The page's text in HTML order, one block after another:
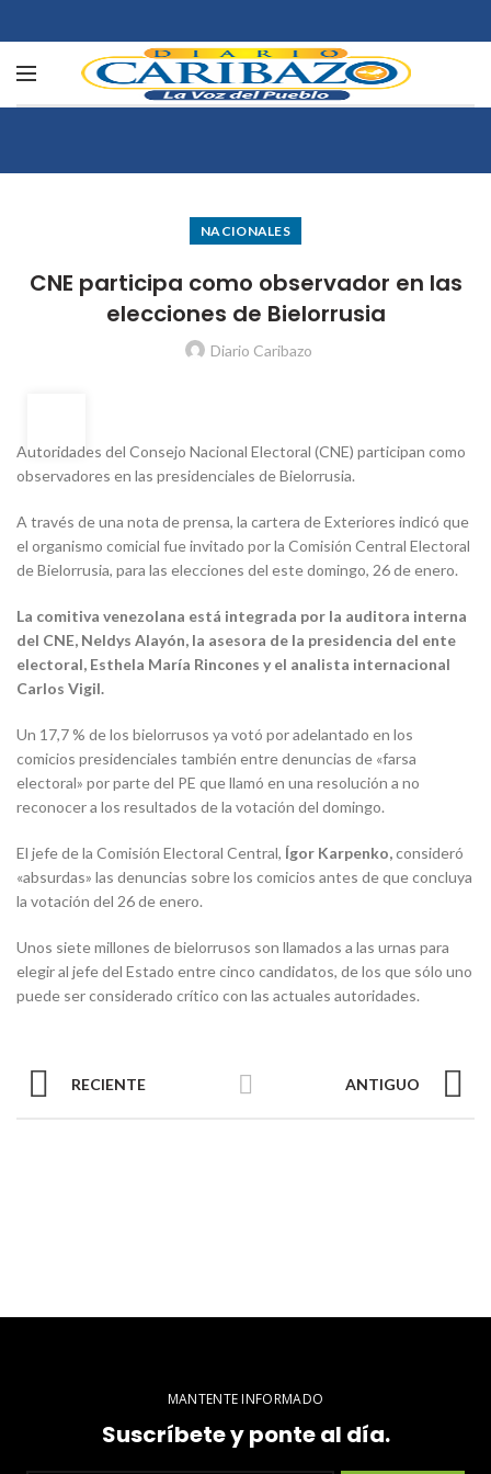
NACIONALES
CNE participa como observador en las
elecciones de Bielorrusia
Diario Caribazo
Autoridades del Consejo Nacional Electoral (CNE) participan como
observadores en las presidenciales de Bielorrusia.
A través de una nota de prensa, la cartera de Exteriores indicó que
el organismo comicial fue invitado por la Comisión Central Electoral
de Bielorrusia, para las elecciones del este domingo, 26 de enero.
La comitiva venezolana está integrada por la auditora interna
del CNE, Neldys Alayón, la asesora de la presidencia del ente
electoral, Esthela María Rincones y el analista internacional
Carlos Vigil.
Un 17,7 % de los bielorrusos ya votó por adelantado en los
comicios presidenciales también entre denuncias de «farsa
electoral» por parte del PE que llamó en una resolución a no
reconocer a los resultados de la votación del domingo.
El jefe de la Comisión Electoral Central, Ígor Karpenko,consideró
«absurdas» las denuncias sobre los comicios antes de que concluya
la votación del 26 de enero.
Unos siete millones de bielorrusos son llamados a las urnas para
elegir al jefe del Estado entre cinco candidatos, de los que sólo uno
puede ser considerado crítico con las actuales autoridades.
RECIENTE ANTIGUO
MANTENTE INFORMADO
Suscríbete y ponte al día.